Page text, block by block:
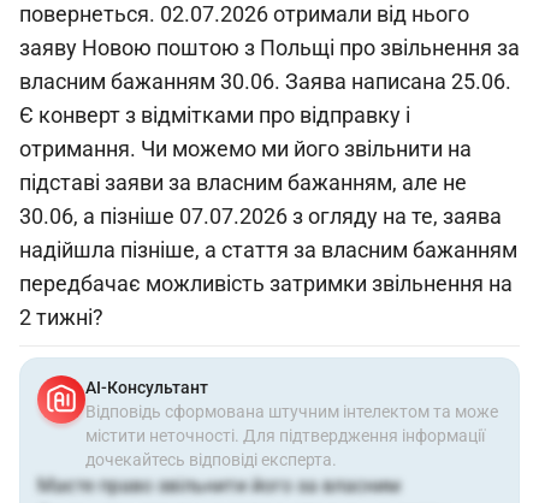
повернеться. 02.07.2026 отримали від нього
заяву Новою поштою з Польщі про звільнення за
власним бажанням 30.06. Заява написана 25.06.
Є конверт з відмітками про відправку і
отримання. Чи можемо ми його звільнити на
підставі заяви за власним бажанням, але не
30.06, а пізніше 07.07.2026 з огляду на те, заява
надійшла пізніше, а стаття за власним бажанням
передбачає можливість затримки звільнення на
2 тижні?
АІ-Консультант
Відповідь сформована штучним інтелектом та може
містити неточності. Для підтвердження інформації
дочекайтесь відповіді експерта.
Маєте право звільнити його за власним